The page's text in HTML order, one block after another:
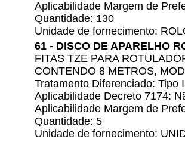
Aplicabilidade Margem de
Quantidade: 130
Unidade de fornecimento:
61 - DISCO DE APARELHO
FITAS TZE PARA
CONTENDO 8 METROS,
Tratamento Diferenciado: Tipo
Aplicabilidade Decreto 7174:
Aplicabilidade Margem de
Quantidade: 5
Unidade de fornecimento: